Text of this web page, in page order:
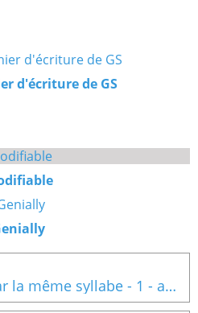
d'écriture de GS
Mots commençant par la même syllabe - 1 - activité seesaw